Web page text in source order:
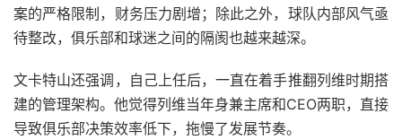
案的严格限制，财务压力剧增；除此之外，球队内部风气亟
待整改，俱乐部和球迷之间的隔阂也越来越深。
文卡特山还强调，自己上任后，一直在着手推翻列维时期搭
建的管理架构。他觉得列维当年身兼主席和CEO两职，直接
导致俱乐部决策效率低下，拖慢了发展节奏。